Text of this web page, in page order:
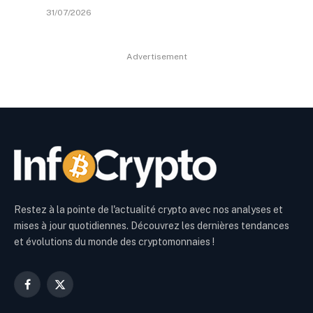
31/07/2026
Advertisement
Restez à la pointe de l'actualité crypto avec nos analyses et
mises à jour quotidiennes. Découvrez les dernières tendances
et évolutions du monde des cryptomonnaies !
Facebook
X